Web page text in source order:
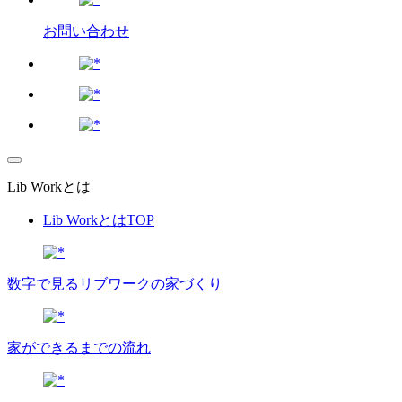
お問い合わせ
Lib Workとは
Lib WorkとはTOP
数字で⾒るリブワークの家づくり
家ができるまでの流れ